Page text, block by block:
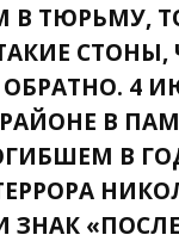
В ТЮРЬМУ,
СТОНЫ,
4
В
В
ЗНАК